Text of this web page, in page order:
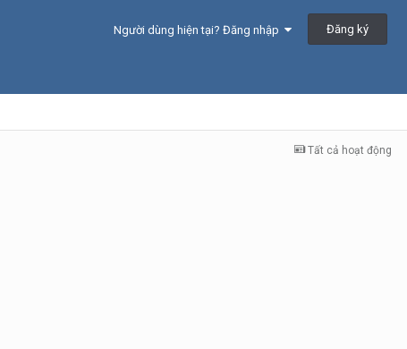
Người dùng hiện tại? Đăng nhập Đăng ký
Tất cả hoạt động